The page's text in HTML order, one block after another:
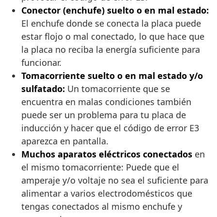
Conector (enchufe) suelto o en mal estado:
El enchufe donde se conecta la placa puede
estar flojo o mal conectado, lo que hace que
la placa no reciba la energía suficiente para
funcionar.
Tomacorriente suelto o en mal estado y/o
sulfatado: Un tomacorriente que se
encuentra en malas condiciones también
puede ser un problema para tu placa de
inducción y hacer que el código de error E3
aparezca en pantalla.
Muchos aparatos eléctricos conectados en
el mismo tomacorriente: Puede que el
amperaje y/o voltaje no sea el suficiente para
alimentar a varios electrodomésticos que
tengas conectados al mismo enchufe y